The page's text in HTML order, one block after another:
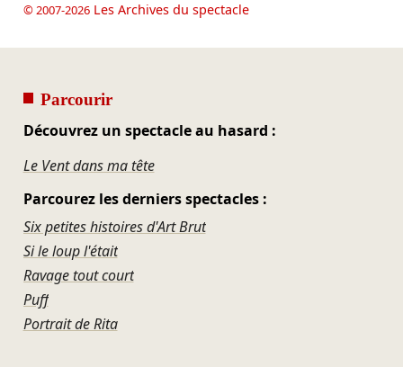
© 2007-2026Les Archives du spectacle
Parcourir
Découvrez un spectacle au hasard :
Le Vent dans ma tête
Parcourez les derniers spectacles :
Six petites histoires d'Art Brut
Si le loup l'était
Ravage tout court
Puff
Portrait de Rita